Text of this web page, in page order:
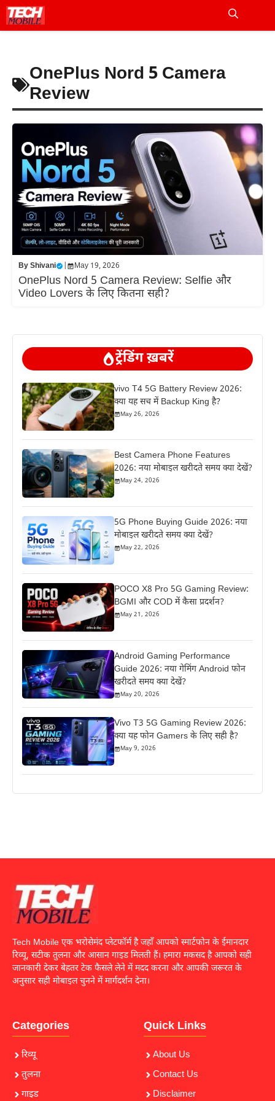
Skip
to
OnePlus Nord 5 Camera
Review
ByShivani May 19, 2026
OnePlus Nord 5 Camera Review: Selfie और
Video Lovers के लिए कितना सही?
ट्रेंडिंग ख़बरें
vivo T4 5G Battery Review 2026:
क्या यह सच में Backup King है?
May 26, 2026
Best Camera Phone Features
2026: नया मोबाइल खरीदते समय क्या देखें?
May 24, 2026
5G Phone Buying Guide 2026: नया
मोबाइल खरीदते समय क्या देखें?
May 22, 2026
POCO X8 Pro 5G Gaming Review:
BGMI और COD में कैसा प्रदर्शन?
May 21, 2026
Android Gaming Performance
Guide 2026: नया गेमिंग Android फोन
खरीदते समय क्या देखें?
May 20, 2026
Vivo T3 5G Gaming Review 2026:
क्या यह फोन Gamers के लिए सही है?
May 9, 2026
Tech Mobile एक भरोसेमंद प्लेटफॉर्म है जहाँ आपको स्मार्टफोन के ईमानदार
रिव्यू, सटीक तुलना और आसान गाइड मिलती हैं। हमारा मकसद है आपको सही
जानकारी देकर बेहतर टेक फैसले लेने में मदद करना और आपकी जरूरत के
अनुसार सही मोबाइल चुनने में मार्गदर्शन देना।
Categories
रिव्यू
तुलना
गाइड
Quick Links
About Us
Contact Us
Disclaimer